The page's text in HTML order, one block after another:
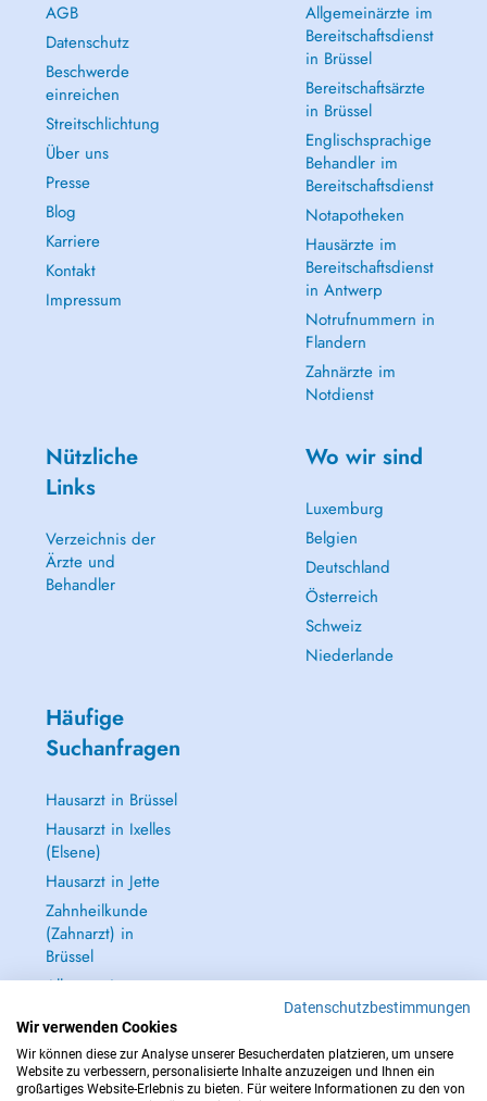
AGB
Datenschutz
Beschwerde
einreichen
Streitschlichtung
Über uns
Presse
Blog
Karriere
Kontakt
Impressum
Allgemeinärzte im
Bereitschaftsdienst
in Brüssel
Bereitschaftsärzte
in Brüssel
Englischsprachige
Behandler im
Bereitschaftsdienst
Notapotheken
Hausärzte im
Bereitschaftsdienst
in Antwerp
Notrufnummern in
Flandern
Zahnärzte im
Notdienst
Nützliche
Links
Verzeichnis der
Ärzte und
Behandler
Wo wir sind
Luxemburg
Belgien
Deutschland
Österreich
Schweiz
Niederlande
Häufige
Suchanfragen
Hausarzt in Brüssel
Hausarzt in Ixelles
(Elsene)
Hausarzt in Jette
Zahnheilkunde
(Zahnarzt) in
Brüssel
Alle anzeigen →
Datenschutzbestimmungen
Wir verwenden Cookies
Wir können diese zur Analyse unserer Besucherdaten platzieren, um unsere
Website zu verbessern, personalisierte Inhalte anzuzeigen und Ihnen ein
großartiges Website-Erlebnis zu bieten. Für weitere Informationen zu den von